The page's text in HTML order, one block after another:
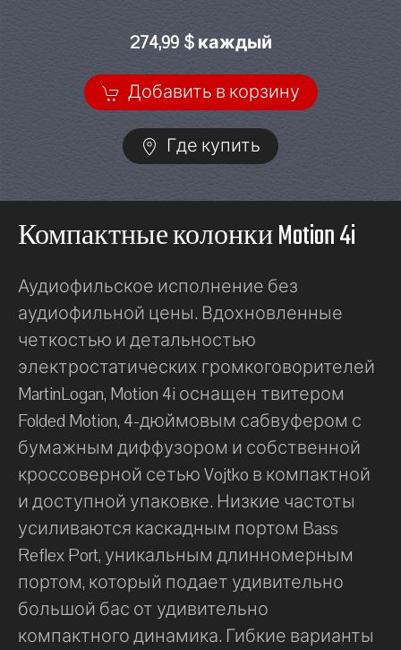
274,99 $ каждый
Добавить в корзину
Где купить
Компактные колонки Motion 4i
Аудиофильское исполнение без
аудиофильной цены. Вдохновленные
четкостью и детальностью
электростатических громкоговорителей
MartinLogan, Motion 4i оснащен твитером
Folded Motion, 4-дюймовым сабвуфером с
бумажным диффузором и собственной
кроссоверной сетью Vojtko в компактной
и доступной упаковке. Низкие частоты
усиливаются каскадным портом Bass
Reflex Port, уникальным длинномерным
портом, который подает удивительно
большой бас от удивительно
компактного динамика. Гибкие варианты